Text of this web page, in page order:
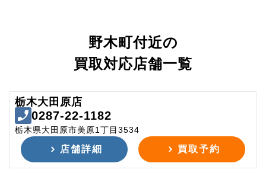
野木町付近の
買取対応店舗一覧
栃木大田原店
0287-22-1182
栃木県大田原市美原1丁目3534
店舗詳細 買取予約